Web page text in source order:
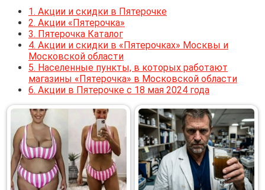
1. Акции и скидки в Пятерочке
2. Акции «Пятерочка»
3. Пятерочка Каталог
4. Акции и скидки в «Пятерочках» Москвы и
Московской области
5. Населенные пункты, в которых работают
магазины «Пятерочка» в Московской области
6. Акции в Пятерочке с 18 мая 2024 года